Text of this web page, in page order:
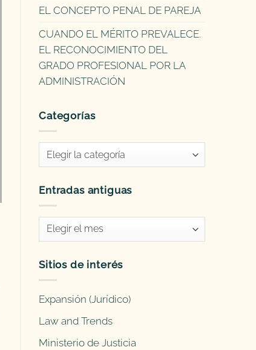
EL CONCEPTO PENAL DE PAREJA
CUANDO EL MÉRITO PREVALECE.
EL RECONOCIMIENTO DEL
GRADO PROFESIONAL POR LA
ADMINISTRACIÓN
Categorías
Categorías
Entradas antiguas
Entradas
antiguas
Sitios de interés
Expansión (Jurídico)
Law and Trends
Ministerio de Justicia